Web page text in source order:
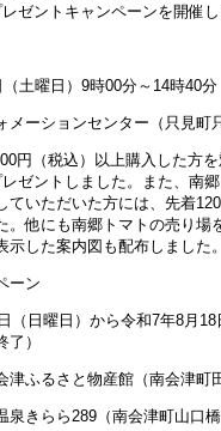
ゼントキャンペーンを開催し
土曜日）9時00分～14時40分
ーションセンター（只見町
円（税込）以上購入した方
ゼントしました。また、南
ていただいた方には、先着
。他にも南郷トマトの売り場
示した案内図も配布しました。
ーン
（日曜日）から令和7年8月
）
津ふるさと物産館（南会津町
らら289（南会津町山口橋